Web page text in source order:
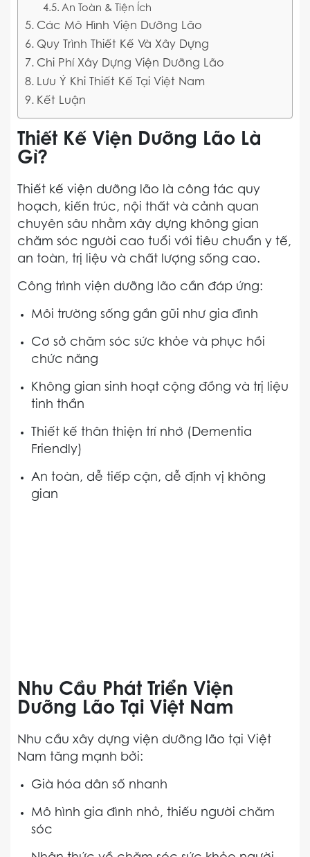
An Toàn & Tiện Ích
Các Mô Hình Viện Dưỡng Lão
Quy Trình Thiết Kế Và Xây Dựng
Chi Phí Xây Dựng Viện Dưỡng Lão
Lưu Ý Khi Thiết Kế Tại Việt Nam
Kết Luận
Thiết Kế Viện Dưỡng Lão Là
Gì?
Thiết kế viện dưỡng lão là công tác quy
hoạch, kiến trúc, nội thất và cảnh quan
chuyên sâu nhằm xây dựng không gian
chăm sóc người cao tuổi với tiêu chuẩn y tế,
an toàn, trị liệu và chất lượng sống cao.
Công trình viện dưỡng lão cần đáp ứng:
Môi trường sống gần gũi như gia đình
Cơ sở chăm sóc sức khỏe và phục hồi
chức năng
Không gian sinh hoạt cộng đồng và trị liệu
tinh thần
Thiết kế thân thiện trí nhớ (Dementia
Friendly)
An toàn, dễ tiếp cận, dễ định vị không
gian
Nhu Cầu Phát Triển Viện
Dưỡng Lão Tại Việt Nam
Nhu cầu xây dựng viện dưỡng lão tại Việt
Nam tăng mạnh bởi:
Già hóa dân số nhanh
Mô hình gia đình nhỏ, thiếu người chăm
sóc